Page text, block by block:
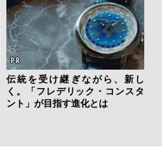
伝統を受け継ぎながら、新し
く。「フレデリック・コンスタ
ント」が目指す進化とは